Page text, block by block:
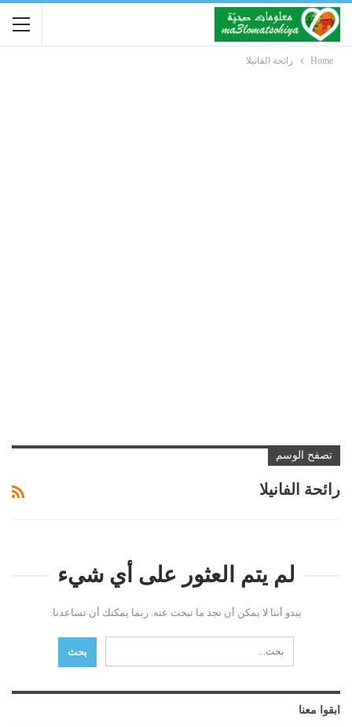
Home رائحة الفانيلا
تصفح الوسم
رائحة الفانيلا
لم يتم العثور على أي شيء
يبدو أننا لا يمكن أن نجد ما تبحث عنه. ربما يمكنك أن تساعدنا.
ابقوا معنا